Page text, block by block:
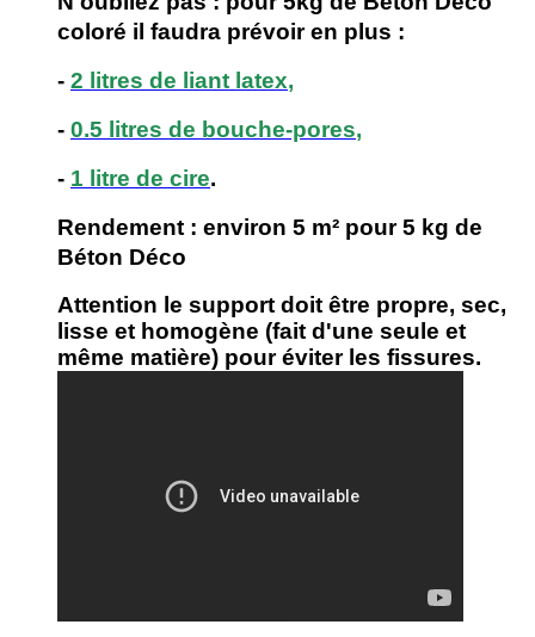
coloré il faudra prévoir en plus :
- 2 litres de liant latex,
- 0.5 litres de bouche-pores,
- 1 litre de cire.
Rendement : environ 5 m² pour 5 kg de
Béton Déco
Attention le support doit être propre, sec,
lisse et homogène (fait d'une seule et
même matière) pour éviter les fissures.